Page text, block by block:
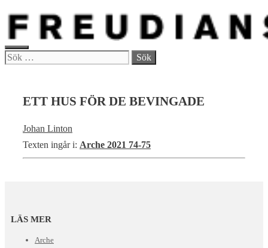
Hoppa
innehåll
MENY
Sök
ETT HUS FÖR DE BEVINGADE
Johan Linton
Texten ingår i: Arche 2021 74-75
LÄS MER
Arche